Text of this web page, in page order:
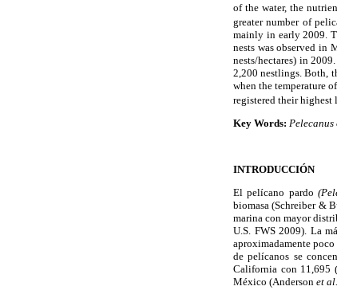
of the water, the
greater number of
mainly in early 2009.
nests was observed in
nests/hectares) in
2,200 nestlings. Both,
when the temperature
registered their highest
Key Words:
INTRODUCCIÓN
El pelícano pardo
biomasa (Schreiber &
marina con mayor
U.S. FWS 2009). La
aproximadamente
de pelícanos se
California con 11,695
México (Anderson et al.